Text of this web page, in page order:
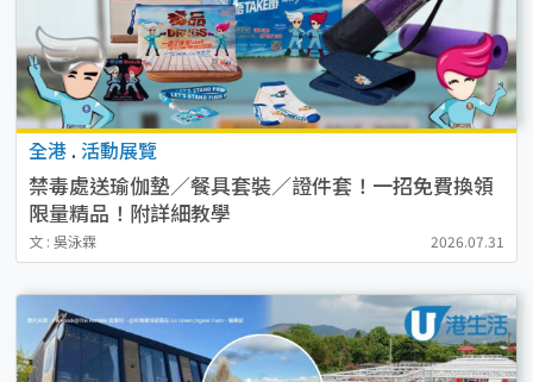
全港 . 活動展覽
禁毒處送瑜伽墊／餐具套裝／證件套！一招免費換領
限量精品！附詳細教學
文 : 吳泳霖 2026.07.31